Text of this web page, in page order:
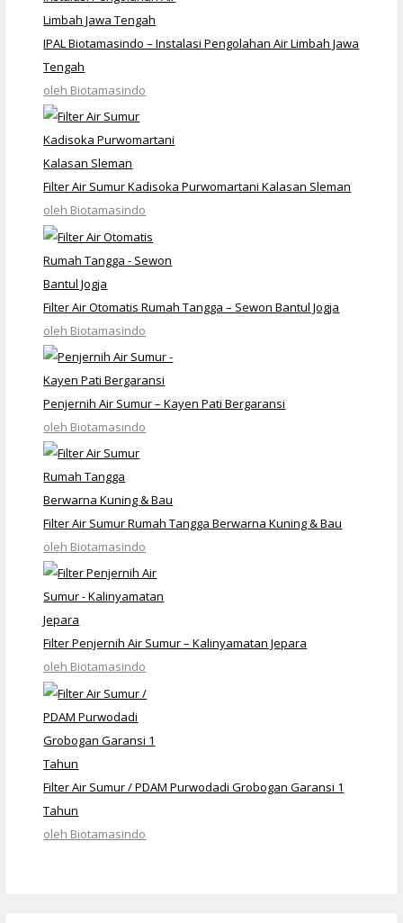
IPAL Biotamasindo – Instalasi Pengolahan Air Limbah Jawa
Tengah
oleh Biotamasindo
Filter Air Sumur Kadisoka Purwomartani Kalasan Sleman
oleh Biotamasindo
Filter Air Otomatis Rumah Tangga – Sewon Bantul Jogja
oleh Biotamasindo
Penjernih Air Sumur – Kayen Pati Bergaransi
oleh Biotamasindo
Filter Air Sumur Rumah Tangga Berwarna Kuning & Bau
oleh Biotamasindo
Filter Penjernih Air Sumur – Kalinyamatan Jepara
oleh Biotamasindo
Filter Air Sumur / PDAM Purwodadi Grobogan Garansi 1
Tahun
oleh Biotamasindo